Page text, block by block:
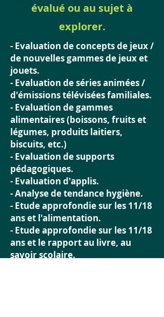
évalué ou au sujet à
explorer.
- Evaluation de concepts de jeux /
de nouvelles gammes de jeux et
jouets.
- Evaluation de séries animées /
d'émissions télévisées familiales.
- Evaluation de gammes
alimentaires (boissons, fruits et
légumes, produits laitiers,
biscuits, etc.)
- Evaluation de supports
pédagogiques.
- Evaluation d'applis.
- Analyse de tendance hygiène.
- Etude approfondie sur les 11/18
ans et l'alimentation.
- Etude approfondie sur les 11/18
ans et le rapport au livre, au
savoir scolaire.